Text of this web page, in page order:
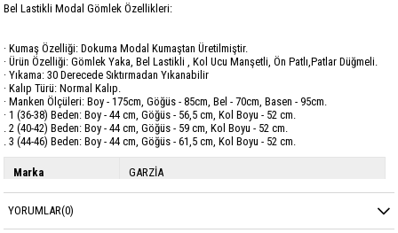
Bel Lastikli Modal Gömlek Özellikleri:
· Kumaş Özelliği: Dokuma Modal Kumaştan Üretilmiştir.
· Ürün Özelliği: Gömlek Yaka, Bel Lastikli , Kol Ucu Manşetli, Ön Patlı,Patlar Düğmeli.
· Yıkama: 30 Derecede Sıktırmadan Yıkanabilir
· Kalıp Türü: Normal Kalıp.
· Manken Ölçüleri: Boy - 175cm, Göğüs - 85cm, Bel - 70cm, Basen - 95cm.
· 1 (36-38) Beden: Boy - 44 cm, Göğüs - 56,5 cm, Kol Boyu - 52 cm.
. 2 (40-42) Beden: Boy - 44 cm, Göğüs - 59 cm, Kol Boyu - 52 cm.
. 3 (44-46) Beden: Boy - 44 cm, Göğüs - 61,5 cm, Kol Boyu - 52 cm.
Marka GARZİA
YORUMLAR(0)